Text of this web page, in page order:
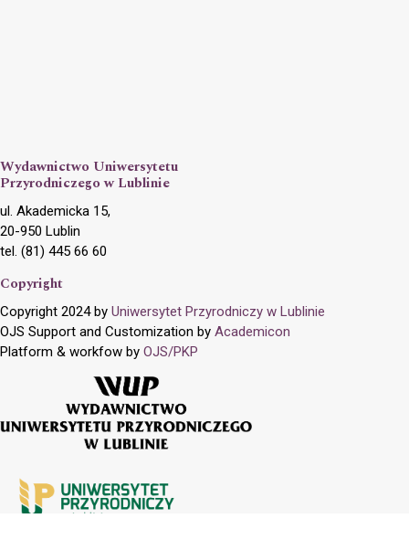
Wydawnictwo Uniwersytetu
Przyrodniczego w Lublinie
ul. Akademicka 15,
20-950 Lublin
tel. (81) 445 66 60
Copyright
Copyright 2024 by Uniwersytet Przyrodniczy w Lublinie
OJS Support and Customization by Academicon
Platform & workfow by OJS/PKP